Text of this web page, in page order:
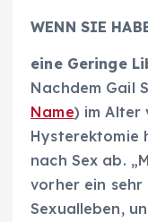
WENN SIE
eine Geringe
Nachdem Gail
Name) im Alter
Hysterektomie
nach Sex ab.
vorher ein sehr
Sexualleben,